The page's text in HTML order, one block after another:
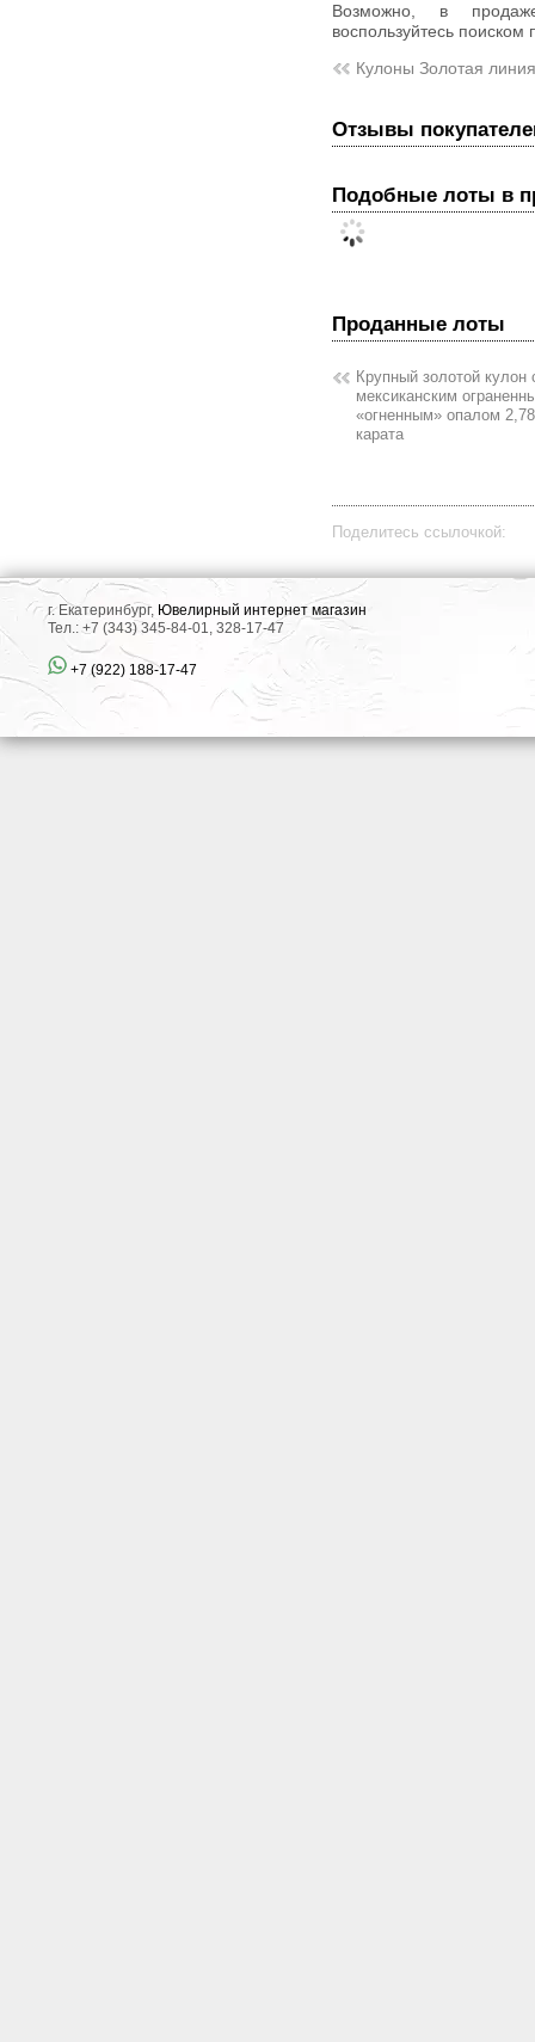
Возможно, в
воспользуйтесь поиском
Кулоны Золотая линия
Отзывы
Подобные лоты в
Проданные лоты
Крупный золотой кулон
мексиканским
«огненным» опалом 2,78
карата
Поделитесь ссылочкой:
г. Екатеринбург, Ювелирный интернет магазин
Тел.: +7 (343) 345-84-01, 328-17-47
+7 (922) 188-17-47